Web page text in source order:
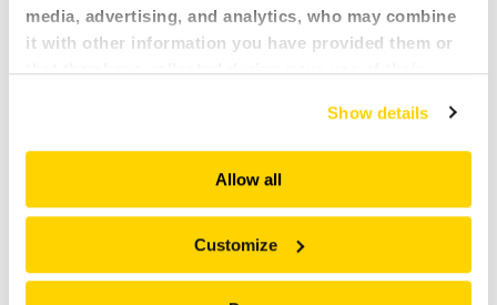
media, advertising, and analytics, who may combine
it with other information you have provided them or
that they have collected during your use of their
and serve you content that truly matters. Join us and
explore more!
Show details
Allow all
Customize
MY BROKK
SUCHEN
Die SR-Systeme basieren auf Standard-Brokk-Plattformen,
werden aber in Zusammenarbeit mit Sicherheits- und
Rettungsorganisationen auf der ganzen Welt
weiterentwickelt und ausgestattet und auf die speziellen
Bedürfnisse dieser Segmente zugeschnitten: Militärisches
Funkkommunikationssystem, speziell entwickelt für den
Einsatz in schwierigen Umgebungen, neue Sensorsysteme,
Kameras und maßgeschneiderte Werkzeuge, etc.
Für weitere Informationen kontaktierenKONTAKTIERENSie